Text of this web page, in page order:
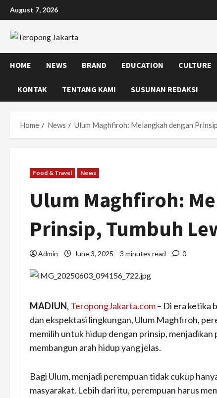
Skip
to
content
August 7, 2026
HOME NEWS BRAND EDUCATION CULTURE
KONTAK TENTANG KAMI SUSUNAN REDAKSI
Home News Ulum Maghfiroh: Melangkah dengan
Food & Travel News
Ulum Maghfiroh:
Prinsip, Tumbuh
Admin June 3, 2025 3 minutes read 0
MADIUN, TeropongJakarta.com– Di era ketika
dan ekspektasi lingkungan, Ulum Maghfiroh,
memilih untuk hidup dengan prinsip,
membangun arah hidup yang jelas.
Bagi Ulum, menjadi perempuan tidak cukup
masyarakat. Lebih dari itu, perempuan harus